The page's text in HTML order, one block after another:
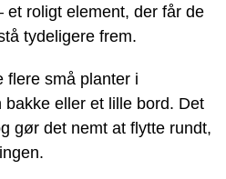
et roligt element, der får de
tydeligere frem.
flere små planter i
eller et lille bord. Det
gør det nemt at flytte rundt,